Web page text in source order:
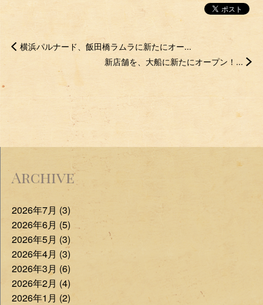
横浜パルナード、飯田橋ラムラに新たにオー...
新店舗を、大船に新たにオープン！...
Archive
2026年7月 (3)
2026年6月 (5)
2026年5月 (3)
2026年4月 (3)
2026年3月 (6)
2026年2月 (4)
2026年1月 (2)